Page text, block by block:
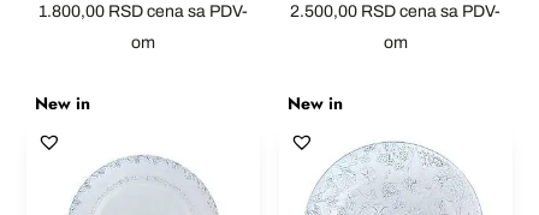
1.800,00 RSD cena sa PDV-
om
2.500,00 RSD cena sa PDV-
om
New in New in